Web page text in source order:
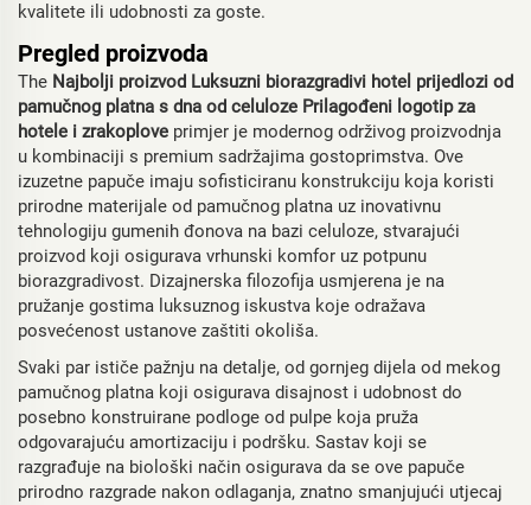
kvalitete ili udobnosti za goste.
Pregled proizvoda
The Najbolji proizvod Luksuzni biorazgradivi hotel prijedlozi od
pamučnog platna s dna od celuloze Prilagođeni logotip za
hotele i zrakoplove primjer je modernog održivog proizvodnja
u kombinaciji s premium sadržajima gostoprimstva. Ove
izuzetne papuče imaju sofisticiranu konstrukciju koja koristi
prirodne materijale od pamučnog platna uz inovativnu
tehnologiju gumenih đonova na bazi celuloze, stvarajući
proizvod koji osigurava vrhunski komfor uz potpunu
biorazgradivost. Dizajnerska filozofija usmjerena je na
pružanje gostima luksuznog iskustva koje odražava
posvećenost ustanove zaštiti okoliša.
Svaki par ističe pažnju na detalje, od gornjeg dijela od mekog
pamučnog platna koji osigurava disajnost i udobnost do
posebno konstruirane podloge od pulpe koja pruža
odgovarajuću amortizaciju i podršku. Sastav koji se
razgrađuje na biološki način osigurava da se ove papuče
prirodno razgrade nakon odlaganja, znatno smanjujući utjecaj